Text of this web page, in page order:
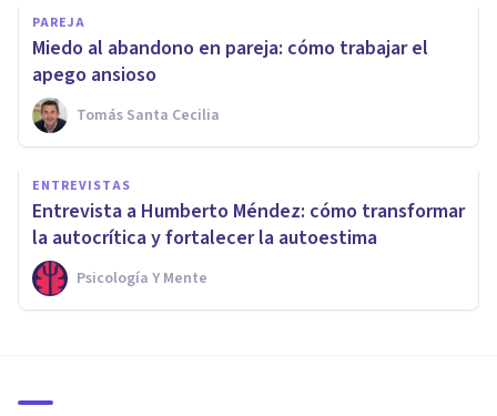
PAREJA
Miedo al abandono en pareja: cómo trabajar el
apego ansioso
Tomás Santa Cecilia
ENTREVISTAS
Entrevista a Humberto Méndez: cómo transformar
la autocrítica y fortalecer la autoestima
Psicología Y Mente